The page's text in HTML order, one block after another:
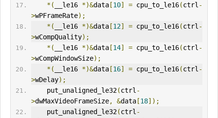
*( __le16 *)&data[10] = cpu_to_le16(ctrl -
>wPFrameRate);
*(
__le16 *)&data[12] = cpu_to_le16(ctrl -
>wCompQuality);
*(
__le16 *)&data[14] = cpu_to_le16(ctrl -
>wCompWindowSize);
*(
__le16 *)&data[16] = cpu_to_le16(ctrl -
>wDelay);
    put_unaligned_le32
(ctrl -
>dwMaxVideoFrameSize, &data[18]);
    put_unaligned_le32
(ctrl -